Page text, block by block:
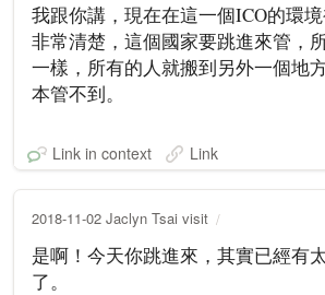
我跟你講，現在在這一個ICO的環
非常清楚，這個國家要跳進來管，
一樣，所有的人就搬到另外一個地
本管不到。
Link in context Link
2018-11-02 Jaclyn Tsai visit
是啊！今天你跳進來，其實已經有
了。